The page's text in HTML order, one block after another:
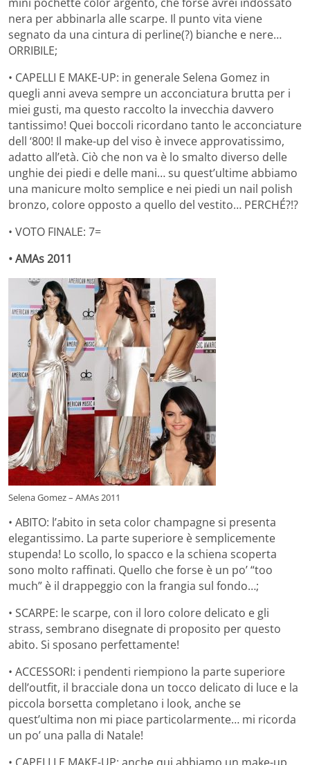
mini pochette color argento, che forse avrei indossato
nera per abbinarla alle scarpe. Il punto vita viene
segnato da una cintura di perline(?) bianche e nere…
ORRIBILE;
• CAPELLI E MAKE-UP: in generale Selena Gomez in
quegli anni aveva sempre un acconciatura brutta per i
miei gusti, ma questo raccolto la invecchia davvero
tantissimo! Quei boccoli ricordano tanto le acconciature
dell ‘800! Il make-up del viso è invece approvatissimo,
adatto all’età. Ciò che non va è lo smalto diverso delle
unghie dei piedi e delle mani… su quest’ultime abbiamo
una manicure molto semplice e nei piedi un nail polish
bronzo, colore opposto a quello del vestito… PERCHÉ?!?
• VOTO FINALE: 7=
• AMAs 2011
Selena Gomez – AMAs 2011
• ABITO: l’abito in seta color champagne si presenta
elegantissimo. La parte superiore è semplicemente
stupenda! Lo scollo, lo spacco e la schiena scoperta
sono molto raffinati. Quello che forse è un po’ “too
much” è il drappeggio con la frangia sul fondo…;
• SCARPE: le scarpe, con il loro colore delicato e gli
strass, sembrano disegnate di proposito per questo
abito. Si sposano perfettamente!
• ACCESSORI: i pendenti riempiono la parte superiore
dell’outfit, il bracciale dona un tocco delicato di luce e la
piccola borsetta completano i look, anche se
quest’ultima non mi piace particolarmente… mi ricorda
un po’ una palla di Natale!